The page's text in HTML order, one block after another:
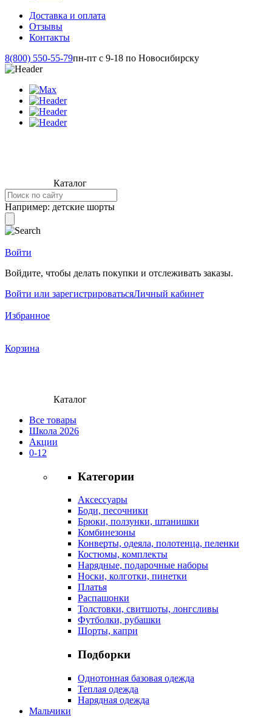
Доставка и оплата
Отзывы
Контакты
8(800) 550-55-79пн-пт с 9-18 по Новосибирску
Каталог
Например: детские шорты
Войти
Войдите, чтобы делать покупки и отслеживать заказы.
Войти или зарегистрироватьсяЛичный кабинет
Избранное
Корзина
Каталог
Все товары
Школа 2026
Акции
0-12
Категории
Аксессуары
Боди, песочники
Брюки, ползунки, штанишки
Комбинезоны
Конверты, одеяла, полотенца, пеленки
Костюмы, комплекты
Нарядные, подарочные наборы
Носки, колготки, пинетки
Платья
Распашонки
Толстовки, свитшоты, лонгсливы
Футболки, рубашки
Шорты, капри
Подборки
Однотонная базовая одежда
Теплая одежда
Нарядная одежда
Мальчики